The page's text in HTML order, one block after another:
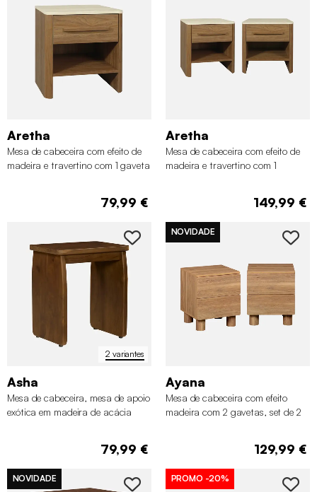
Aretha
Mesa de cabeceira com efeito de
madeira e travertino com 1 gaveta
79,99 €
Aretha
Mesa de cabeceira com efeito de
madeira e travertino com 1
149,99 €
2 variantes
Asha
Mesa de cabeceira, mesa de apoio
exótica em madeira de acácia
79,99 €
NOVIDADE
Ayana
Mesa de cabeceira com efeito
madeira com 2 gavetas, set de 2
129,99 €
NOVIDADE PROMO -20%